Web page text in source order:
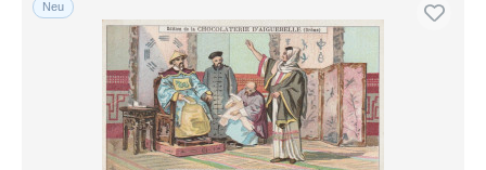
Kostenloser Versand
Zahlungsmethoden
PayPal
Banküberweisung
Visa
Neu